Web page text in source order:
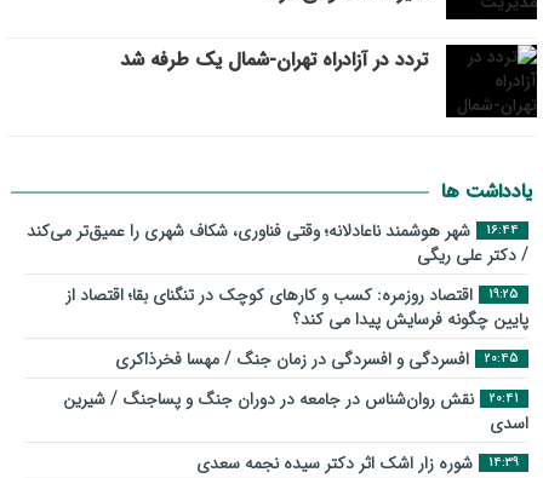
تردد در آزادراه تهران-شمال یک طرفه شد
یادداشت ها
16:44
شهر هوشمند ناعادلانه؛ وقتی فناوری، شکاف شهری را عمیق‌تر می‌کند
/ دکتر علی ریگی
19:25
اقتصاد روزمره: کسب‌ و کارهای کوچک در تنگنای بقا؛ اقتصاد از
پایین چگونه فرسایش پیدا می کند؟
20:45 افسردگی و افسردگی در زمان جنگ / مهسا فخرذاکری
20:41
نقش روان‌شناس در جامعه در دوران جنگ و پساجنگ / شیرین
اسدی
14:39 شوره زار اشک اثر دکتر سیده نجمه سعدی